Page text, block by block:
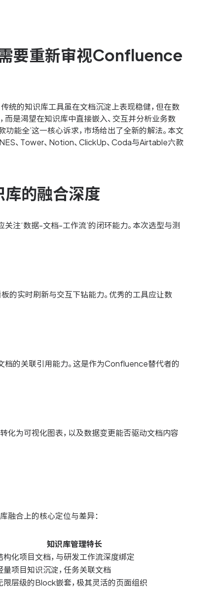
要重新审视Confluence
统的知识库工具虽在文档沉淀上表现稳健，但在数
而是渴望在知识库中直接嵌入、交互并分析业务数
能全’这一核心诉求，市场给出了全新的解法。本文
、Tower、Notion、ClickUp、Coda与Airtable六款
库的融合深度
注‘数据-文档-工作流’的闭环能力。本次选型与测
的实时刷新与交互下钻能力。优秀的工具应让数
档的关联引用能力。这是作为Confluence替代者的
化为可视化图表，以及数据变更能否驱动文档内容
融合上的核心定位与差异：
知识库管理特长
构化项目文档，与研发工作流深度绑定
量项目知识沉淀，任务关联文档
限层级的Block嵌套，极其灵活的页面组织